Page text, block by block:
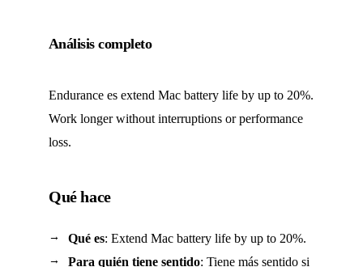
Análisis completo
Endurance es extend Mac battery life by up to 20%.
Work longer without interruptions or performance
loss.
Qué hace
Qué es: Extend Mac battery life by up to 20%.
Para quién tiene sentido: Tiene más sentido si